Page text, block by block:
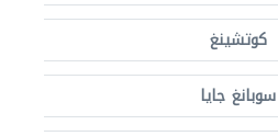
كوتشينغ
سوبانغ جايا